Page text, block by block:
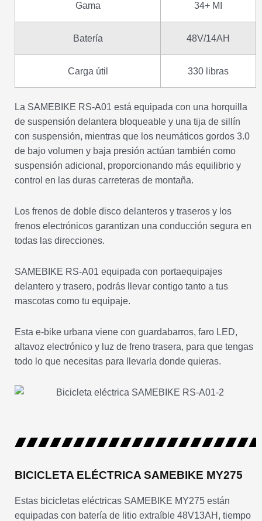
Gama 34+ MI
Batería 48V/14AH
Carga útil 330 libras
La SAMEBIKE RS-A01 está equipada con una horquilla
de suspensión delantera bloqueable y una tija de sillín
con suspensión, mientras que los neumáticos gordos 3.0
de bajo volumen y baja presión actúan también como
suspensión adicional, proporcionando más equilibrio y
control en las duras carreteras de montaña.
Los frenos de doble disco delanteros y traseros y los
frenos electrónicos garantizan una conducción segura en
todas las direcciones.
SAMEBIKE RS-A01 equipada con portaequipajes
delantero y trasero, podrás llevar contigo tanto a tus
mascotas como tu equipaje.
Esta e-bike urbana viene con guardabarros, faro LED,
altavoz electrónico y luz de freno trasera, para que tengas
todo lo que necesitas para llevarla donde quieras.
BICICLETA ELÉCTRICA SAMEBIKE MY275
Estas bicicletas eléctricas SAMEBIKE MY275 están
equipadas con batería de litio extraíble 48V13AH, tiempo